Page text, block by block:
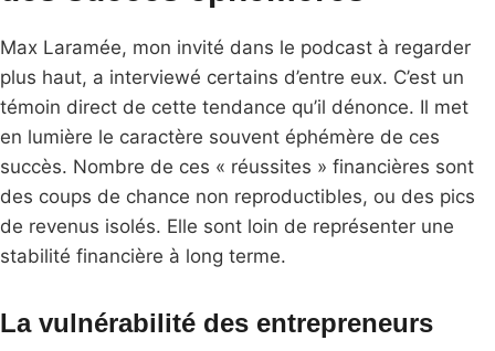
Max Laramée, mon invité dans le podcast à regarder
plus haut, a interviewé certains d’entre eux. C’est un
témoin direct de cette tendance qu’il dénonce. Il met
en lumière le caractère souvent éphémère de ces
succès. Nombre de ces « réussites » financières sont
des coups de chance non reproductibles, ou des pics
de revenus isolés. Elle sont loin de représenter une
stabilité financière à long terme.
La vulnérabilité des entrepreneurs